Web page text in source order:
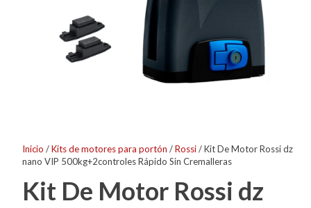
Inicio /Kits de motores para portón /Rossi/ Kit De Motor Rossi dz
nano VIP 500kg+2controles Rápido Sin Cremalleras
Kit De Motor Rossi dz